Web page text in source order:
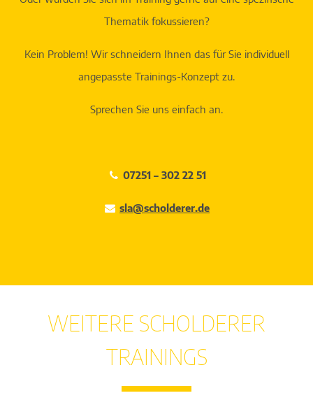
Thematik fokussieren?
Kein Problem! Wir schneidern Ihnen das für Sie individuell
angepasste Trainings-Konzept zu.
Sprechen Sie uns einfach an.
07251 – 302 22 51
sla@scholderer.de
WEITERE SCHOLDERER
TRAININGS